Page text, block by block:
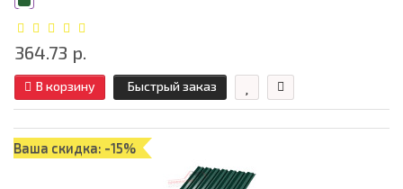
364.73 р.
В корзину Быстрый заказ
Ваша скидка: -15%